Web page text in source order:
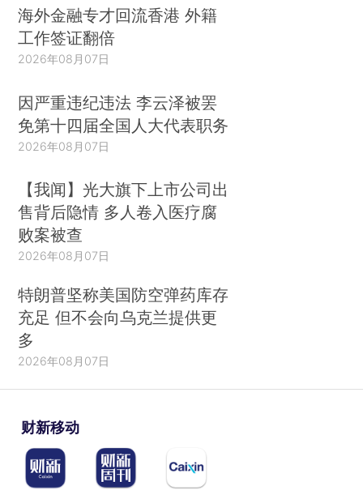
海外金融专才回流香港 外籍
工作签证翻倍
2026年08月07日
因严重违纪违法 李云泽被罢
免第十四届全国人大代表职务
2026年08月07日
【我闻】光大旗下上市公司出
售背后隐情 多人卷入医疗腐
败案被查
2026年08月07日
特朗普坚称美国防空弹药库存
充足 但不会向乌克兰提供更
多
2026年08月07日
财新移动